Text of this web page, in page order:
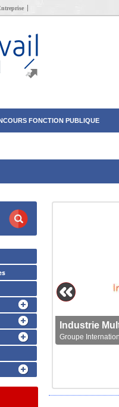
FONCTION PUBLIQUE
Groupe